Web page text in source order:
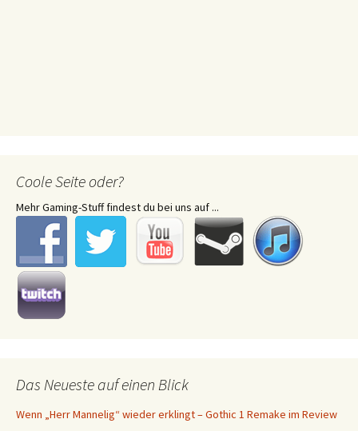
Coole Seite oder?
Mehr Gaming-Stuff findest du bei uns auf ...
Das Neueste auf einen Blick
Wenn „Herr Mannelig“ wieder erklingt – Gothic 1 Remake im Review